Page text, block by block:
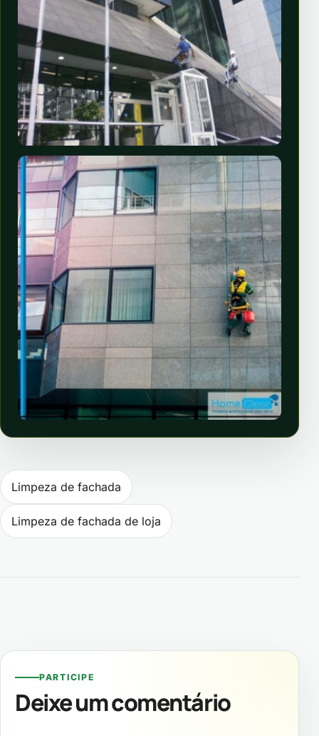
Navegação de Post
Limpeza de fachada
Limpeza de fachada de loja
PARTICIPE
Deixe um comentário